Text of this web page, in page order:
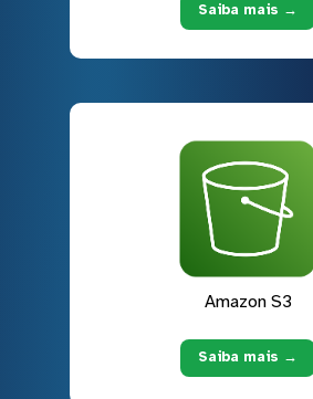
Saiba mais →
Amazon S3
Saiba mais →